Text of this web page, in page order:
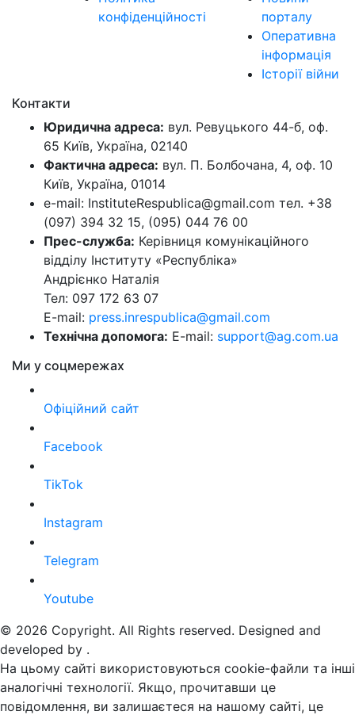
конфіденційності
порталу
Оперативна
інформація
Історії війни
Контакти
Юридична адреса: вул. Ревуцького 44-б, оф.
65 Київ, Україна, 02140
Фактична адреса: вул. П. Болбочана, 4, оф. 10
Київ, Україна, 01014
e-mail: InstituteRespublica@gmail.com тел. +38
(097) 394 32 15, (095) 044 76 00
Прес-служба: Керівниця комунікаційного
відділу Інституту «Республіка»
Андрієнко Наталія
Тел: 097 172 63 07
E-mail: press.inrespublica@gmail.com
Технічна допомога: E-mail: support@ag.com.ua
Ми у соцмережах
Офіційний сайт
Facebook
TikTok
Instagram
Telegram
Youtube
© 2026 Copyright. All Rights reserved. Designed and
developed by .
На цьому сайті використовуються cookie-файли та інші
аналогічні технології. Якщо, прочитавши це
повідомлення, ви залишаєтеся на нашому сайті, це